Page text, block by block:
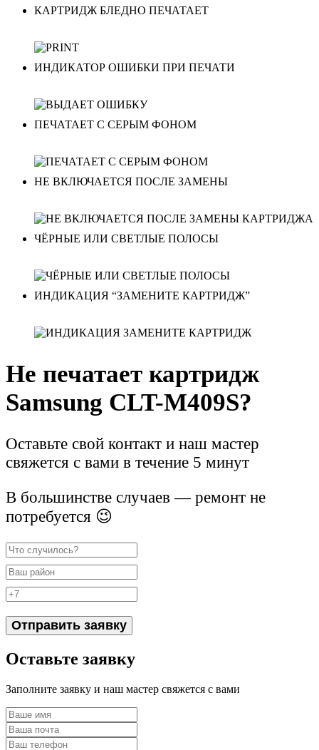
КАРТРИДЖ БЛЕДНО ПЕЧАТАЕТ
ИНДИКАТОР ОШИБКИ ПРИ ПЕЧАТИ
ПЕЧАТАЕТ С СЕРЫМ ФОНОМ
НЕ ВКЛЮЧАЕТСЯ ПОСЛЕ ЗАМЕНЫ
ЧЁРНЫЕ ИЛИ СВЕТЛЫЕ ПОЛОСЫ
ИНДИКАЦИЯ “ЗАМЕНИТЕ КАРТРИДЖ”
Не печатает картридж
Samsung CLT-M409S?
Оставьте свой контакт и наш мастер
свяжется с вами в течение 5 минут
В большинстве случаев — ремонт не
потребуется 😉
Отправить заявку
Оставьте заявку
Заполните заявку и наш мастер свяжется с вами